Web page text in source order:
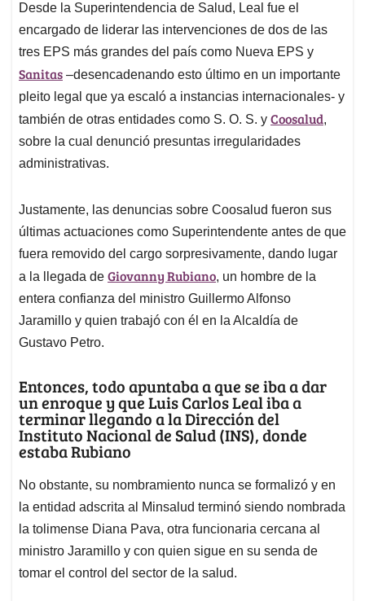
Desde la Superintendencia de Salud, Leal fue el
encargado de liderar las intervenciones de dos de las
tres EPS más grandes del país como Nueva EPS y
Sanitas –desencadenando esto último en un importante
pleito legal que ya escaló a instancias internacionales- y
también de otras entidades como S. O. S. y Coosalud,
sobre la cual denunció presuntas irregularidades
administrativas.
Justamente, las denuncias sobre Coosalud fueron sus
últimas actuaciones como Superintendente antes de que
fuera removido del cargo sorpresivamente, dando lugar
a la llegada de Giovanny Rubiano, un hombre de la
entera confianza del ministro Guillermo Alfonso
Jaramillo y quien trabajó con él en la Alcaldía de
Gustavo Petro.
Entonces, todo apuntaba a que se iba a dar
un enroque y que Luis Carlos Leal iba a
terminar llegando a la Dirección del
Instituto Nacional de Salud (INS), donde
estaba Rubiano
No obstante, su nombramiento nunca se formalizó y en
la entidad adscrita al Minsalud terminó siendo nombrada
la tolimense Diana Pava, otra funcionaria cercana al
ministro Jaramillo y con quien sigue en su senda de
tomar el control del sector de la salud.